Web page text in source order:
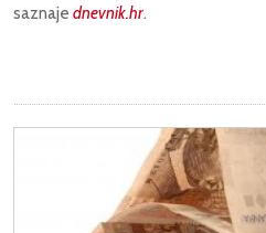
saznaje dnevnik.hr.